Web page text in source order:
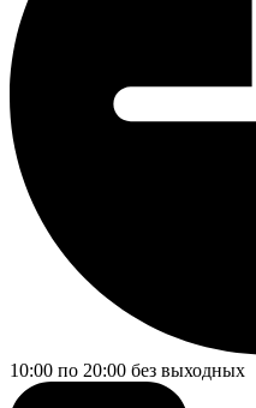
10:00 по 20:00 без выходных